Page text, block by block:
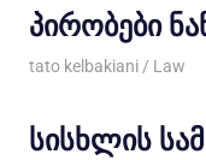
პირობები
09/10/2013
tato kelbakiani Law
სისხლის